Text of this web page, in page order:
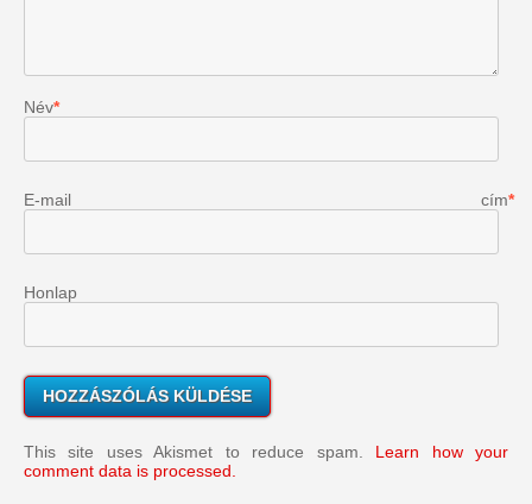
Név*
E-mail cím*
Honlap
This site uses Akismet to reduce spam. Learn how your
comment data is processed.